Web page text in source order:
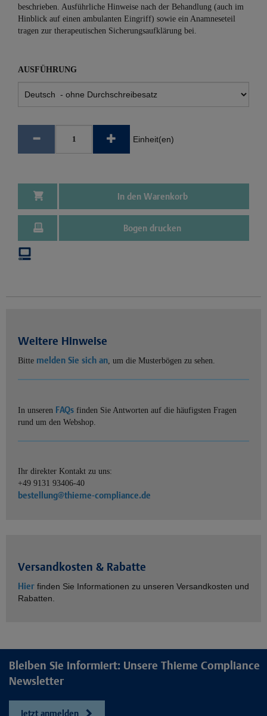
beschrieben. Ausführliche Hinweise nach der Behandlung (auch im
Hinblick auf einen ambulanten Eingriff) sowie ein Anamneseteil
tragen zur therapeutischen Sicherungsaufklärung bei.
AUSFÜHRUNG
Einheit(en)
In den Warenkorb
Bogen drucken
Weitere Hinweise
Bitte melden Sie sich an, um die Musterbögen zu sehen.
In unseren FAQs finden Sie Antworten auf die häufigsten Fragen
rund um den Webshop.
Ihr direkter Kontakt zu uns:
+49 9131 93406-40
bestellung@thieme-compliance.de
Versandkosten & Rabatte
Hier finden Sie Informationen zu unseren Versandkosten und
Rabatten.
Bleiben Sie informiert: Unsere Thieme Compliance
Newsletter
Jetzt anmelden